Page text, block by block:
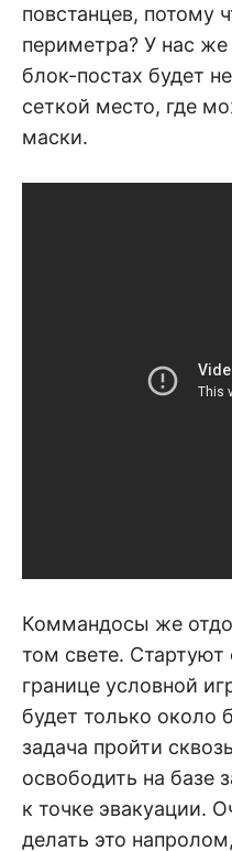
повстанцев, потому
периметра? У нас
блок-постах будет
сеткой место, где
маски.
Коммандосы же
том свете. Стартуют
границе условной
будет только около
задача пройти
освободить на базе
к точке эвакуации.
делать это